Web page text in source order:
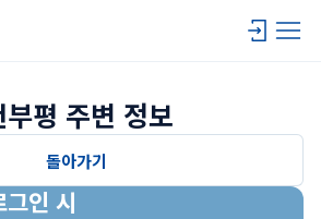
평 주변 정보
돌아가기
인 시